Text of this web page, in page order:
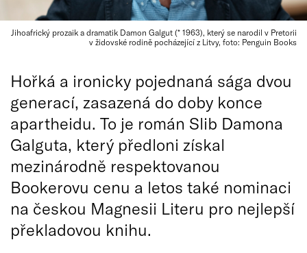
Jihoafrický prozaik a dramatik Damon Galgut (* 1963), který se narodil v Pretorii
v židovské rodině pocházející z Litvy, foto: Penguin Books
Hořká a ironicky pojednaná sága dvou
generací, zasazená do doby konce
apartheidu. To je román Slib Damona
Galguta, který předloni získal
mezinárodně respektovanou
Bookerovu cenu a letos také nominaci
na českou Magnesii Literu pro nejlepší
překladovou knihu.